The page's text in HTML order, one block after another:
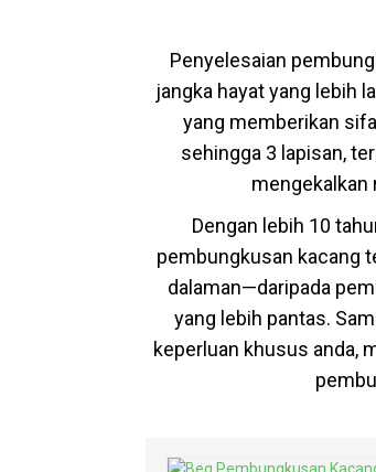
Penyelesaian
jangka hayat yang lebih
yang memberikan
sehingga 3 lapisan,
mengekalkan
Dengan lebih 10
pembungkusan kacang
dalaman—daripada
yang lebih pantas.
keperluan khusus anda,